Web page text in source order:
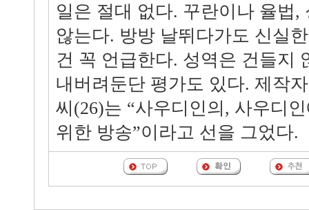
일은 절대 없다. 꾸란이나 율법,
않는다. 방방 날뛰다가도 신실
건 꼭 언급한다. 성역은 건들지
내버려둔단 평가도 있다. 제작
씨(26)는 “사우디인의, 사우디
위한 방송”이라고 선을 그었다.